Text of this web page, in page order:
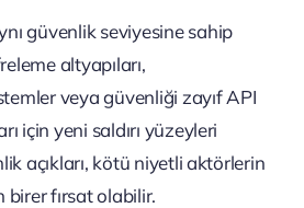
güvenlik seviyesine sahip
altyapıları,
veya güvenliği zayıf API
için yeni saldırı yüzeyleri
açıkları, kötü niyetli aktörlerin
birer fırsat olabilir.